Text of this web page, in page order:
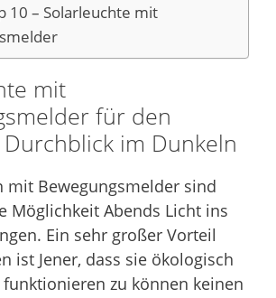
10 – Solarleuchte mit
mit
für den
im Dunkeln
mit Bewegungsmelder sind
Möglichkeit Abends Licht ins
Ein sehr großer Vorteil
ist Jener, dass sie ökologisch
zu können keinen